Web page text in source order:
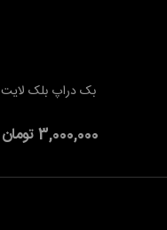
افزودن به سبد خریدبک دراپ بلک لایت
3,000,000 تومان